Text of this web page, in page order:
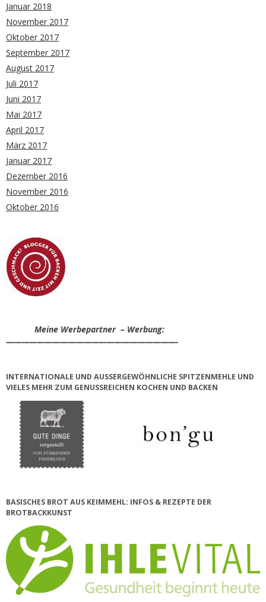
Januar 2018
November 2017
Oktober 2017
September 2017
August 2017
Juli 2017
Juni 2017
Mai 2017
April 2017
März 2017
Januar 2017
Dezember 2016
November 2016
Oktober 2016
Meine Werbepartner – Werbung:
——————————————————————-
INTERNATIONALE UND AUSSERGEWÖHNLICHE SPITZENMEHLE UND V
IELES MEHR ZUM GENUSSREICHEN KOCHEN UND BACKEN
BASISCHES BROT AUS KEIMMEHL: INFOS & REZEPTE DER
BROTBACKKUNST